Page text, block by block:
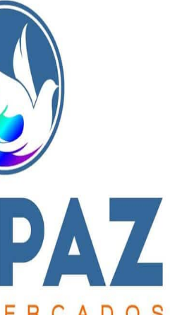
con determinación de clase que
Con esos
allí, intentado correrse de la
miles, implica ponerse a
un instante se condensa allí el
el teje y maneje de esa
mata. Con la zona liberada
siempre saliendo ileso.